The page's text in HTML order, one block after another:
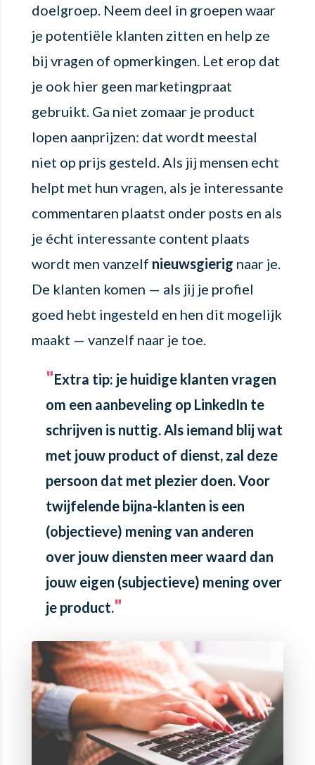
doelgroep. Neem deel in groepen waar
je potentiële klanten zitten en help ze
bij vragen of opmerkingen. Let erop dat
je ook hier geen marketingpraat
gebruikt. Ga niet zomaar je product
lopen aanprijzen: dat wordt meestal
niet op prijs gesteld. Als jij mensen echt
helpt met hun vragen, als je interessante
commentaren plaatst onder posts en als
je écht interessante content plaats
wordt men vanzelf nieuwsgierig naar je.
De klanten komen — als jij je profiel
goed hebt ingesteld en hen dit mogelijk
maakt — vanzelf naar je toe.
Extra tip: je huidige klanten vragen
om een aanbeveling op LinkedIn te
schrijven is nuttig. Als iemand blij wat
met jouw product of dienst, zal deze
persoon dat met plezier doen. Voor
twijfelende bijna-klanten is een
(objectieve) mening van anderen
over jouw diensten meer waard dan
jouw eigen (subjectieve) mening over
je product.